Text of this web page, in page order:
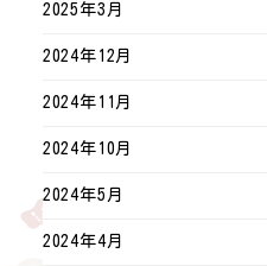
2025年3月
2024年12月
2024年11月
2024年10月
2024年5月
2024年4月